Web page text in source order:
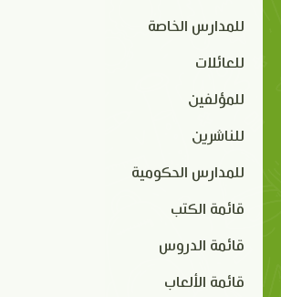
للمدارس الخاصة
للعائلات
للمؤلفين
للناشرين
للمدارس الحكومية
قائمة الكتب
قائمة الدروس
قائمة الألعاب